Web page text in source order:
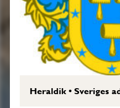
Heraldik•Sveriges